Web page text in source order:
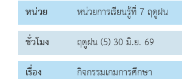
หน่วย
หน่วยการเรียนรู้ที่ 7 ฤดูฝน
ชั่วโมง
ฤดูฝน (5) 30 มิ.ย. 69
เรื่อง
กิจกรรมเกมการศึกษา